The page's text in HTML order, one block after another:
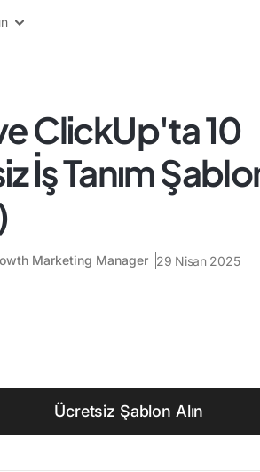
ClickUp'ta 10
İş Tanım
Marketing Manager 29 Nisan 2025
Ücretsiz Şablon Alın